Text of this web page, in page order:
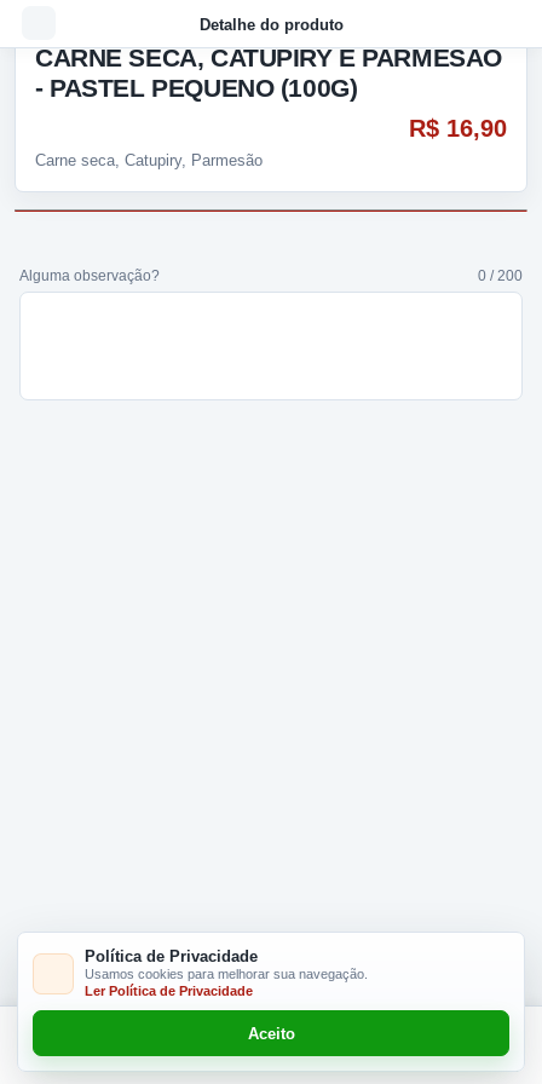
Detalhe do produto
CARNE SECA, CATUPIRY E PARMESÃO
- PASTEL PEQUENO (100G)
Carne seca, Catupiry, Parmesão
R$ 16,90
Adicionar R$ 16.90
Alguma observação? 0 / 200
Política de Privacidade
Usamos cookies para melhorar sua navegação.
Ler Política de Privacidade
Aceito